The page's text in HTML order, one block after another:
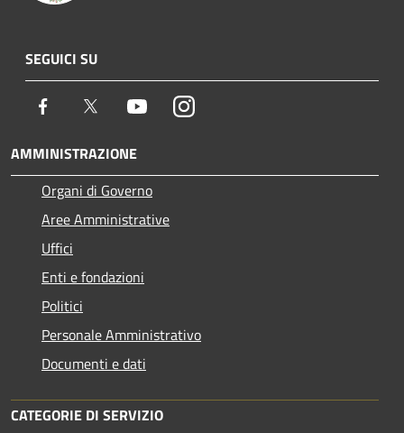
SEGUICI SU
Facebook Twitter YoutubeInstagram
AMMINISTRAZIONE
Organi di Governo
Aree Amministrative
Uffici
Enti e fondazioni
Politici
Personale Amministrativo
Documenti e dati
CATEGORIE DI SERVIZIO